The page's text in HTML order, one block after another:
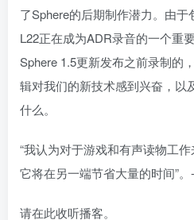
了Sphere的后期制作潜力。由于
L22正在成为ADR录音的一个重
Sphere 1.5更新发布之前录制的
辑对我们的新技术感到兴奋，以
什么。
“我认为对于游戏和有声读物工作
它将在另一端节省大量的时间”
请在此收听播客。